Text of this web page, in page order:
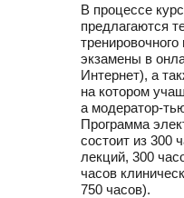
В процессе
предлагаются
экзамены в
Интернет), а
на котором
а модератор-
Программа
состоит из 300
лекций, 300
часов
750 часов).